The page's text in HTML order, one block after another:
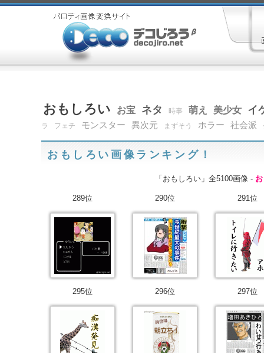
おもしろい お宝 ネタ 時事 萌え 美少女 イ
ラ フェチ モンスター 異次元 まずそう ホラー 社会派
おもしろい画像ランキング！
「おもしろい」全5100画像 -
289位 290位 291位
295位 296位 297位